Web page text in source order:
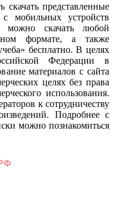
представленные
мобильных устройств
скачать любой
формате, а также
бесплатно. В целях
Федерации в
материалов с сайта
целях без права
использования.
к сотрудничеству
Подробнее с
можно познакомиться